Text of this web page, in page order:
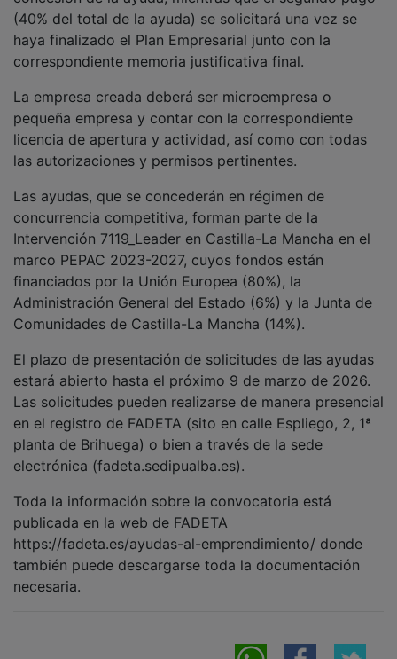
El plazo de presentación de solicitudes de las ayudas
estará abierto hasta el próximo 9 de marzo de 2026.
Las solicitudes pueden realizarse de manera presencial
planta de Brihuega) o bien a través de la sede
electrónica (fadeta.sedipualba.es).
Toda la información sobre la convocatoria está
https://fadeta.es/ayudas-al-emprendimiento/ donde
también puede descargarse toda la documentación
necesaria.
NOTICIAS RELACIONADAS
FADETA repartirá 50.000 envases entre